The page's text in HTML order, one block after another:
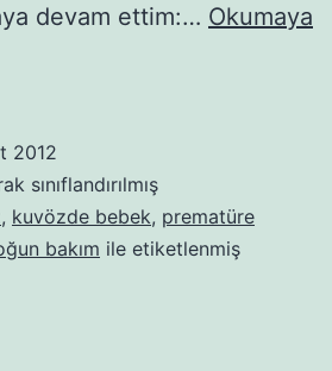
devam ettim:… Okumaya
2012
sınıflandırılmış
, kuvözde bebek, prematüre
bakım ile etiketlenmiş